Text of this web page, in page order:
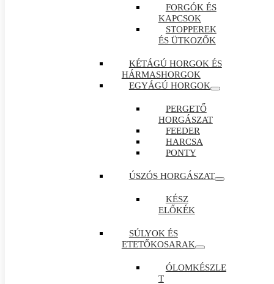
FORGÓK ÉS
KAPCSOK
STOPPEREK
ÉS ÜTKOZŐK
KÉTÁGÚ HORGOK ÉS
HÁRMASHORGOK
EGYÁGÚ HORGOK
PERGETŐ
HORGÁSZAT
FEEDER
HARCSA
PONTY
ÚSZÓS HORGÁSZAT
KÉSZ
ELŐKÉK
SÚLYOK ÉS
ETETŐKOSARAK
ÓLOMKÉSZLE
T